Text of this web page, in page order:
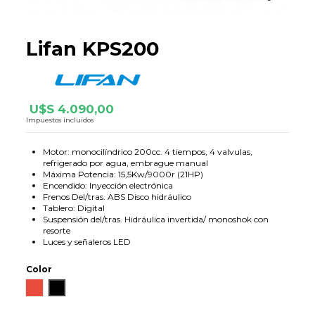
Lifan KPS200
U$S 4.090,00
Impuestos incluidos
Motor: monocilíndrico 200cc. 4 tiempos, 4 valvulas,
refrigerado por agua, embrague manual
Máxima Potencia: 15,5Kw/9000r (21HP)
Encendido: Inyección electrónica
Frenos Del/tras. ABS Disco hidráulico
Tablero: Digital
Suspensión del/tras. Hidráulica invertida/ monoshok con
resorte
Luces y señaleros LED
Color